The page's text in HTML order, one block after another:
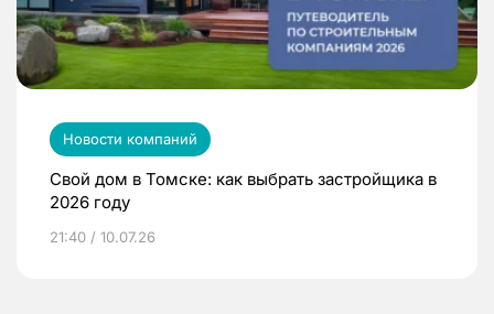
Новости компаний
Свой дом в Томске: как выбрать застройщика в
2026 году
21:40 / 10.07.26